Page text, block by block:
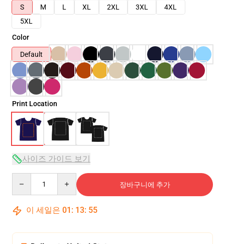
S
M L XL 2XL 3XL
4XL
5XL
Color
Default
Print Location
사이즈 가이드 보기
장바구니에 추가
이 세일은 01 : 13: 54